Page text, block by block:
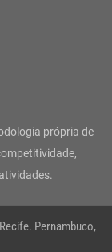
b
e
a
p
própria de
Pernambuco,